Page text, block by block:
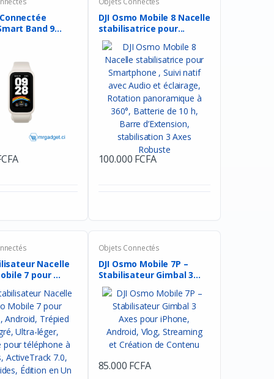
Band 9
DJI Osmo Mobile 8 Nacelle
stabilisatrice pour...
100.000 FCFA
Nacelle
7 pour ...
Objets Connectés
DJI Osmo Mobile 7P –
Stabilisateur Gimbal 3...
85.000 FCFA